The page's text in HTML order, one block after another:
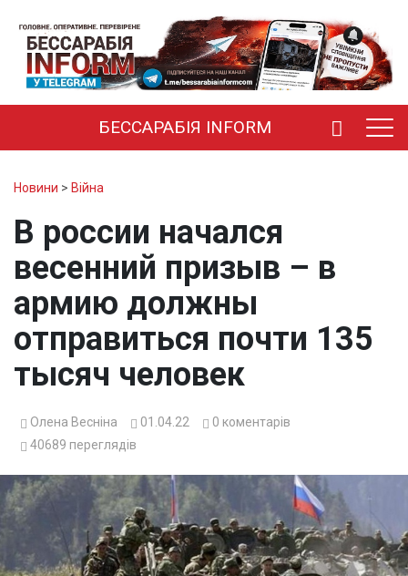
БЕССАРАБІЯ INFORM
Новини > Війна
В россии начался
весенний призыв – в
армию должны
отправиться почти 135
тысяч человек
Олена Весніна 01.04.22 0 коментарів
40689 переглядів